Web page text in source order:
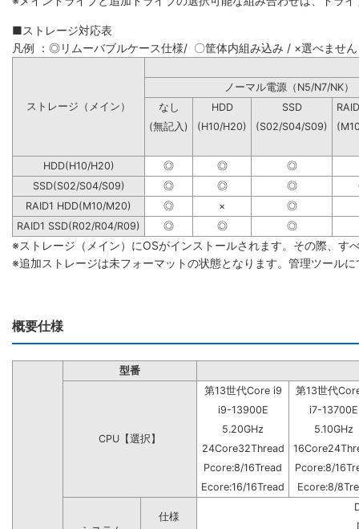
■ストレージ対応表
凡例 ：◎リムーバブルケース仕様/ 〇筐体内組み込み / ×選べません
ノーマル電源（N5/
ストレージ（メイン）
なし HDD SSD
(無記入)
(H10/H20) (S02/S04/S09)
HDD(H10/H20) ◎ ◎
◎
SSD(S02/S04/S09)
◎ ◎ ◎
RAID1 HDD(M10/M20)
◎ ×
◎
RAID1 SSD(R02/R04/R09)
◎ ◎ ◎
※ストレージ（メイン）にOSがインストールされます。その際、す
※追加ストレージは未フォーマットの状態となります。管理ツール
概要仕様
型番
CPU【選択】
第13世代Core i9
第13世代
i9-13900E
i7-13700E
5.20GHz
5.10GHz
24Core32Thread
Pcore:8/16Tread
Pcore:8/
Ecore:16/16Tread
Ecore:8/
仕様